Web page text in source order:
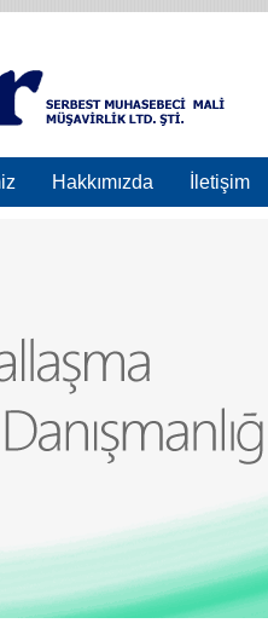
Hakkımızda İletişim